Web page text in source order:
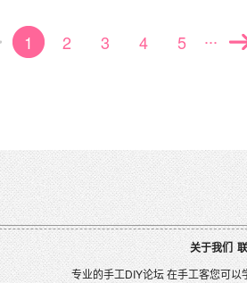
1 2 3 4 5 ...
关于我们
专业的手工DIY论坛 在手工客您可以